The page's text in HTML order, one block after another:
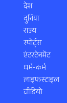
देश
दुनिया
राज्य
स्पोर्ट्स
एंटरटेनमेंट
धर्म-कर्म
लाइफस्टाइल
वीडियो